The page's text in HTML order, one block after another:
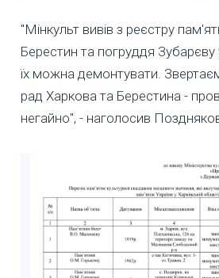
"Мінкульт вивів з реєстру
Берестин та погруддя Зубарєву
їх можна демонтувати.
рад Харкова та Берестина -
негайно", - наголосив